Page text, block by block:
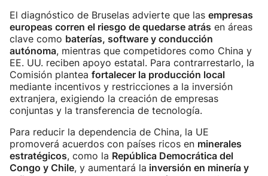
El diagnóstico de Bruselas advierte que las empresas
europeas corren el riesgo de quedarse atrás en áreas
clave como baterías, software y conducción
autónoma, mientras que competidores como China y
EE. UU. reciben apoyo estatal. Para contrarrestarlo, la
Comisión plantea fortalecer la producción local
mediante incentivos y restricciones a la inversión
extranjera, exigiendo la creación de empresas
conjuntas y la transferencia de tecnología.
Para reducir la dependencia de China, la UE
promoverá acuerdos con países ricos en minerales
estratégicos, como la República Democrática del
Congo y Chile, y aumentará la inversión en minería y